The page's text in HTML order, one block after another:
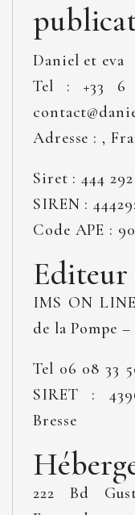
Daniel et eva
Tel : +33
Adresse : ,
Siret : 444
SIREN :
Code APE :
Editeur
IMS ON
de la Pompe –
Tel 06 08 33
SIRET :
Bresse
222 Bd